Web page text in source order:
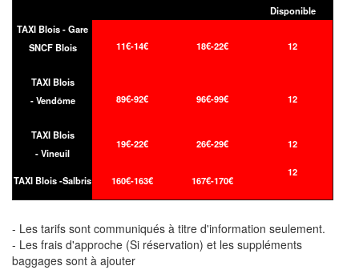
Disponible
TAXI Blois - Gare
SNCF Blois
11€-14€ 18€-22€ 12
TAXI Blois
- Vendôme
89€-92€ 96€-99€ 12
TAXI Blois
- Vineuil
19€-22€ 26€-29€ 12
TAXI Blois -Salbris 160€-163€ 167€-170€
12
- Les tarifs sont communiqués à titre d'information seulement.
- Les frais d'approche (Si réservation) et les suppléments
baggages sont à ajouter